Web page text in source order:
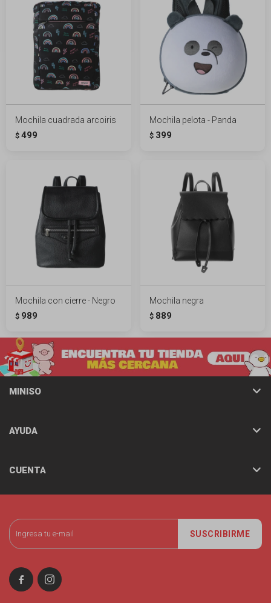
Mochila cuadrada arcoiris
$ 499
Mochila pelota - Panda
$ 399
Mochila con cierre - Negro
$ 989
Mochila negra
$ 889
SUSCRIBIRME
 
MINISO
AYUDA
CUENTA